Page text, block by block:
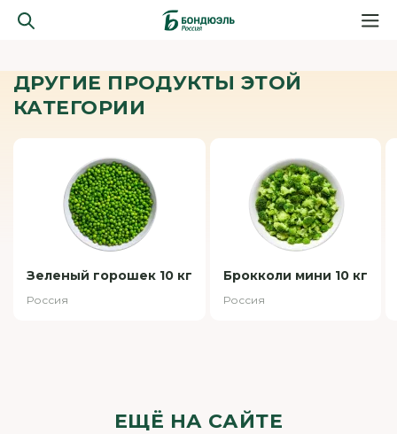
ДРУГИЕ ПРОДУКТЫ ЭТОЙ
КАТЕГОРИИ
Зеленый горошек 10 кг
Россия
Брокколи мини 10 кг
Россия
ЕЩЁ НА САЙТЕ